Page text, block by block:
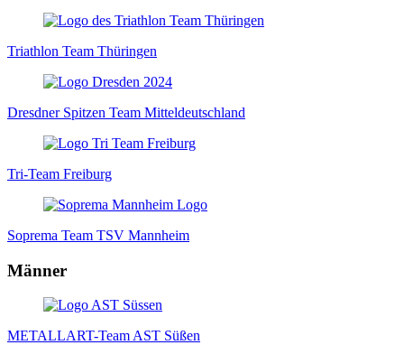
Triathlon Team Thüringen
Dresdner Spitzen Team Mitteldeutschland
Tri-Team Freiburg
Soprema Team TSV Mannheim
Männer
METALLART-Team AST Süßen